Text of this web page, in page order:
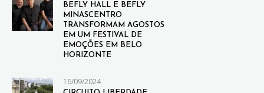
BEFLY HALL E BEFLY
MINASCENTRO
TRANSFORMAM AGOSTOS
EM UM FESTIVAL DE
EMOÇÕES EM BELO
HORIZONTE
16/09/2024